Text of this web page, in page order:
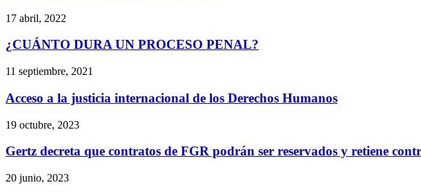
17 abril, 2022
¿CUÁNTO DURA UN PROCESO PENAL?
11 septiembre, 2021
Acceso a la justicia internacional de los Derechos Humanos
19 octubre, 2023
Gertz decreta que contratos de FGR podrán ser reservados y retiene
20 junio, 2023